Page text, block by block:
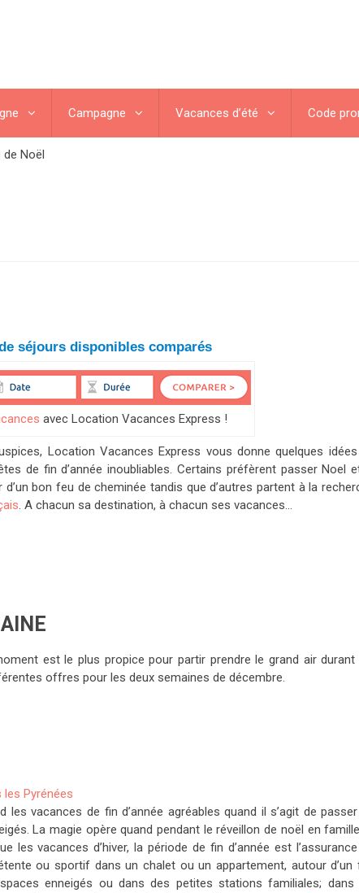
Campagne Vacances d’été Code
Noël
séjours disponibles comparés
avec Location Vacances Express !
Location Vacances Express vous donne quelques
de fin d’année inoubliables. Certains préfèrent passer Noel
bon feu de cheminée tandis que d’autres partent à la
. A chacun sa destination, à chacun ses vacances…
est le plus propice pour partir prendre le grand air durant
offres pour les deux semaines de décembre.
les Pyrénées
vacances de fin d’année agréables quand il s’agit de
La magie opère quand pendant le réveillon de noël en
les vacances d’hiver, la période de fin d’année est
ou sportif dans un chalet ou un appartement, autour d’un
enneigés ou dans des petites stations familiales; dans